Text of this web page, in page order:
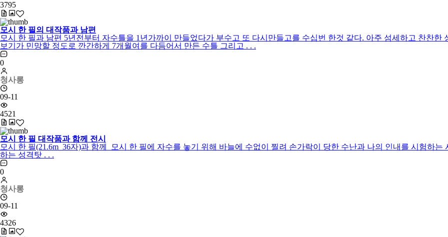
3795
모시 한 필의 대작품과 남편
모시 한 필과 남편 5년전부터 자수틀을 1년가까이 만들었다가 부수고 또 다시만들고를 수십번 한것 같다. 아주 섬세하고 찬찬
보기가 민망할 정도로 깐간하게 7개월여를 다듬어서 만든 수틀 그리고 . . .
0
청사롱
09-11
4521
모시 한 필 대작품과 함께 전시
모시 한 필(21.6m 36자)과 함께 모시 한 필에 자수를 놓기 위해 바늘에 수없이 찔려 손가락이 당한 수난과 나의 인내를 시험하
하는 성격탓 . . .
0
청사롱
09-11
4326